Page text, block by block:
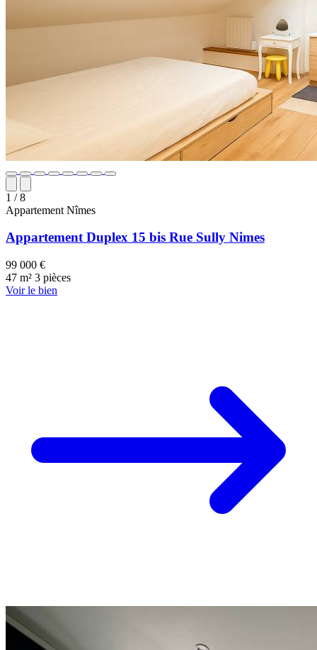
1 / 8
Appartement Nîmes
Appartement Duplex 15 bis Rue Sully Nimes
99 000 €
47 m² 3 pièces
Voir le bien